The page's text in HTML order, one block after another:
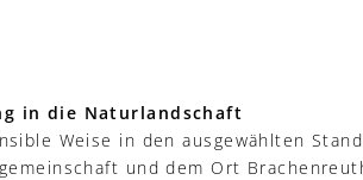
in die Naturlandschaft
Weise in den ausgewählten
und dem Ort